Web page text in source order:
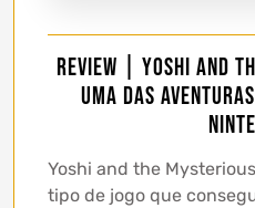
Review | Yoshi and
uma das
Yoshi and the
tipo de jogo que